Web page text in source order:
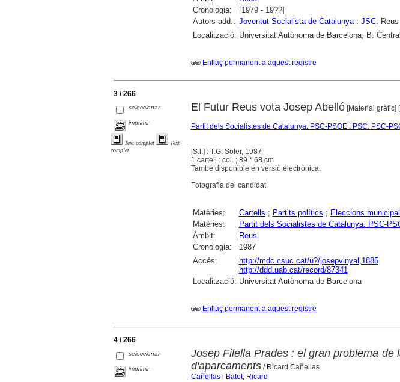
Cronologia:
[1979 - 19??]
Autors add.: Joventut Socialista de Catalunya : JSC. Reus
Localització: Universitat Autònoma de Barcelona; B.
Enllaç permanent a aquest registre
3 / 266
seleccionar
imprimir
Text complet
Text
complet
El Futur Reus vota Josep Abelló[Material gràfic]
Partit dels Socialistes de Catalunya. PSC-PSOE : PSC. PSC-
[S.l.] : T.G. Soler, 1987
1 cartell : col. ; 89 * 68 cm
També disponible en versió electrònica.
Fotografia del candidat.
Matèries: Cartells ; Partits polítics ; Eleccions
Matèries:
Partit dels Socialistes de Catalunya. PSC-
Àmbit:
Reus
Cronologia:
1987
Accés:
http://mdc.csuc.cat/u?/josepvinyal,1885
http://ddd.uab.cat/record/87341
Localització: Universitat Autònoma de Barcelona
Enllaç permanent a aquest registre
4 / 266
seleccionar
imprimir
Josep Filella Prades : el gran problema
d'aparcaments/ Ricard Cañellas
Cañellas i Batet, Ricard